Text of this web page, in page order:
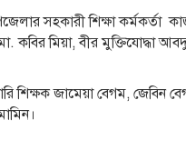
সহকারী শিক্ষা কর্মকর্তা
কবির মিয়া, বীর মুক্তিযোদ্ধা
শিক্ষক জামেয়া বেগম,